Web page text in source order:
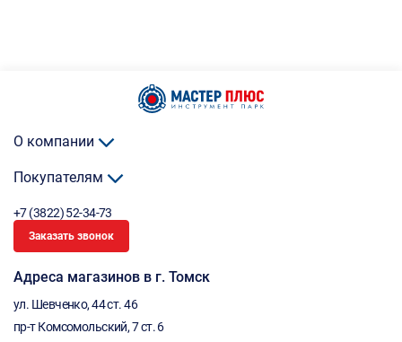
О компании
Покупателям
+7 (3822) 52-34-73
Заказать звонок
Адреса магазинов в г. Томск
ул. Шевченко, 44 ст. 46
пр-т Комсомольский, 7 ст. 6